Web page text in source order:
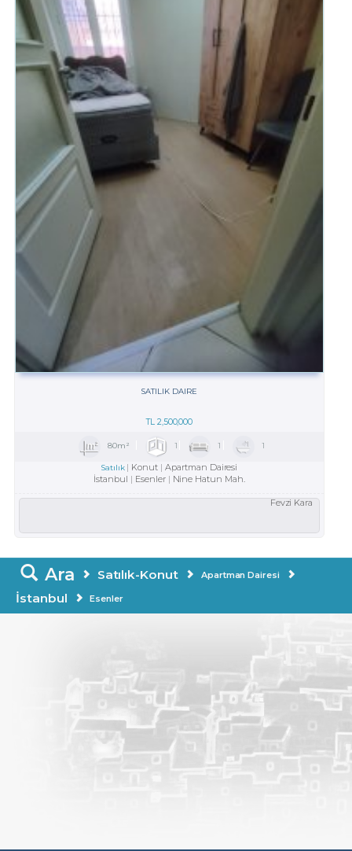
SATILIK DAIRE
TL2,500,000
80m² 1 1 1
Satılık Konut
Apartman Dairesi
İstanbul
Esenler Nine Hatun Mah.
Fevzi Kara
Ara Satılık-Konut Apartman Dairesi
İstanbul Esenler